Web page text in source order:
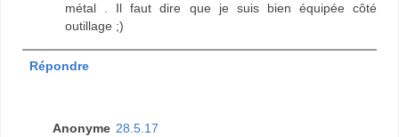
métal . Il faut dire que je suis bien équipée côté
outillage ;)
Répondre
Anonyme 28.5.17